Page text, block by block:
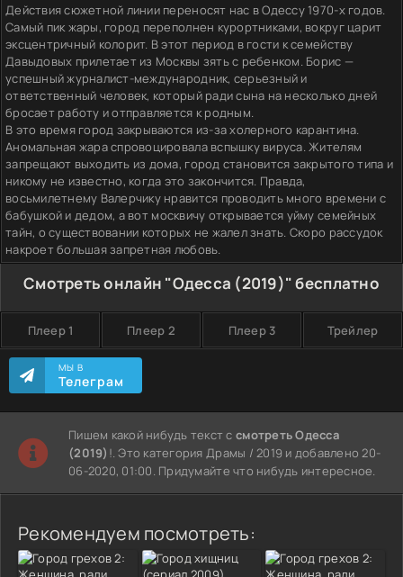
Действия сюжетной линии переносят нас в Одессу 1970-х годов.
Самый пик жары, город переполнен курортниками, вокруг царит
эксцентричный колорит. В этот период в гости к семейству
Давыдовых прилетает из Москвы зять с ребенком. Борис —
успешный журналист-международник, серьезный и
ответственный человек, который ради сына на несколько дней
бросает работу и отправляется к родным.
В это время город закрываются из-за холерного карантина.
Аномальная жара спровоцировала вспышку вируса. Жителям
запрещают выходить из дома, город становится закрытого типа и
никому не известно, когда это закончится. Правда,
восьмилетнему Валерчику нравится проводить много времени с
бабушкой и дедом, а вот москвичу открывается уйму семейных
тайн, о существовании которых не жалел знать. Скоро рассудок
накроет большая запретная любовь.
Смотреть онлайн "Одесса (2019)" бесплатно
Плеер 1 Плеер 2 Плеер 3 Трейлер
МЫ В
Телеграм
Пишем какой нибудь текст ссмотреть Одесса
(2019) !. Это категория Драмы / 2019 и добавлено 20-
06-2020, 01:00. Придумайте что нибудь интересное.
Рекомендуем посмотреть: